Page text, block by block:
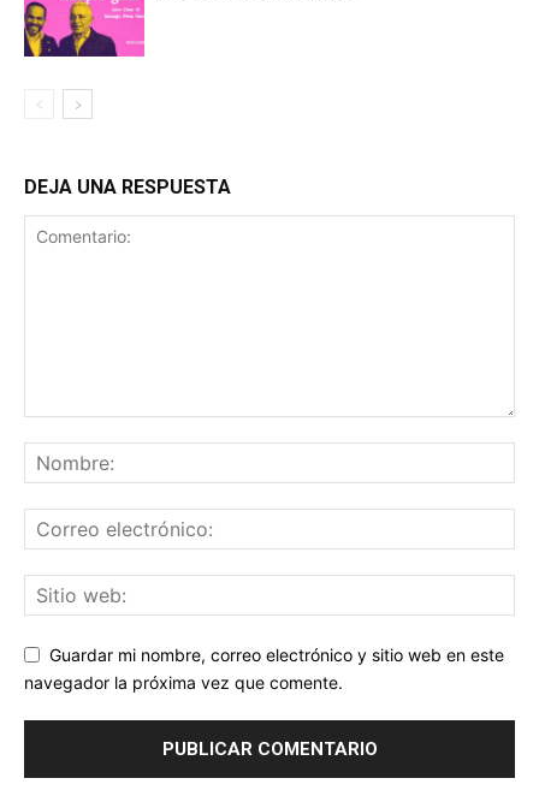
DEJA UNA RESPUESTA
Guardar mi nombre, correo electrónico y sitio web en este
navegador la próxima vez que comente.